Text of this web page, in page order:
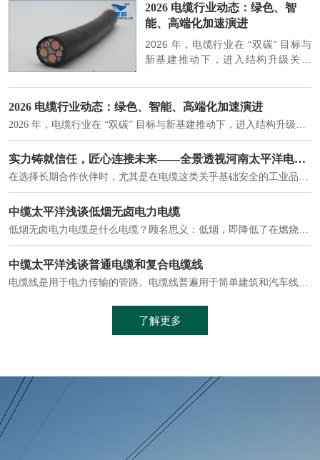
2026 电缆行业动态：绿色、智
能、高端化加速演进
2026 年，电缆行业在 “双碳” 目标与
新基建推动下，进入结构升级关键
大清晰趋势，市场格局持续优化。
2026 电缆行业动态：绿色、智能、高端化加速演进
实力铸就信任，匠心连接未来——全景透视河南太平洋电缆厂
在选择长期合作伙伴时，尤其是在电缆这类关乎基础安全的工业品上，供应商的“内在实力”远比一纸报价单更重要。今天，我们邀请您“云参观”河南太平洋电缆厂，透过每一个细节，看我们如何将“可靠”二字，铸入每一米电缆。
中缆太平洋浅谈低烟无卤电力电缆
低烟无卤电力电缆是什么电缆？顾名思义：低烟，即降低了在燃烧时有害物体的产生；卤素对于人体来说是一种有毒气体，无卤就是没有毒气体的释放，通常是针对电缆遇火灾时而言的。低烟无卤电力电缆又可以称之为环保电缆，低烟无卤电缆大多数用于医院和对环境卫生要求比较严格的地方。
中缆太平洋浅谈普通电缆和复合电缆线
电缆线是用于电力传输的管路。电缆线普遍用于简单建筑和汽车线材，作为能源输送缆线，电缆线的复杂结构勿庸置疑。根据目标功能，电缆线具有以下一些特点：建筑用和车用线材要求轻质、大批量生产、价格低廉、具有相当的电学和力学性能和长时间的耐老化性能；工业用线材必须具有符合客户要求的性能；
了解更多